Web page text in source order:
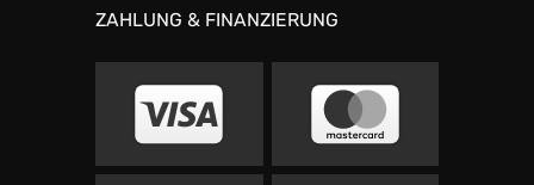
ZAHLUNG & FINANZIERUNG